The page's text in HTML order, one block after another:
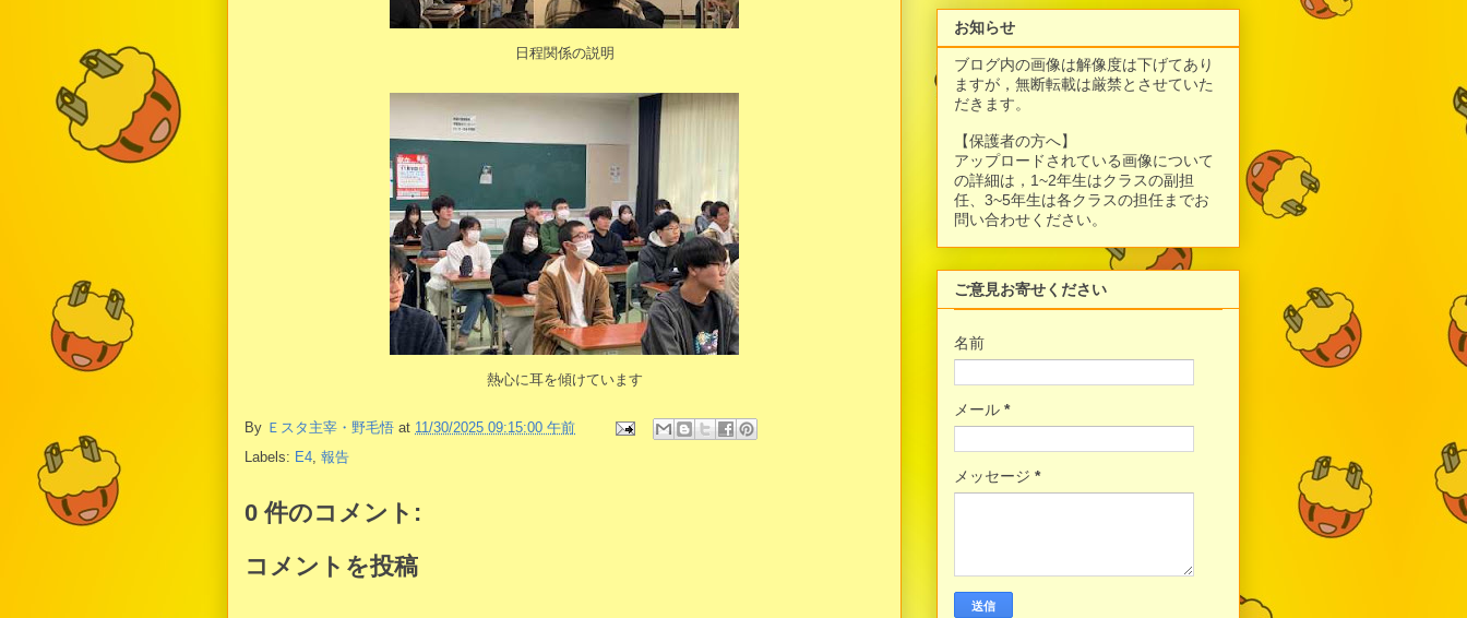
日程関係の説明
熱心に耳を傾けています
By Ｅスタ主宰・野毛悟 at 11/30/2025 09:15:00 午前
Labels: E4 報告
0 件のコメント:
コメントを投稿
お知らせ
ブログ内の画像は解像度は下げてあり
ますが， 無断転載は厳禁とさせていた
だきます。
【保護者の方へ】
アップロードされている画像について
の詳細は，1~2年生はクラスの副担
任、3~5年生は各クラスの担任までお
問い合わせください。
ご意見お寄せください
名前
メール *
メッセージ *